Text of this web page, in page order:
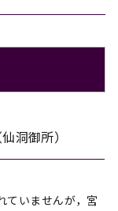
洞御所）
ていませんが，宮